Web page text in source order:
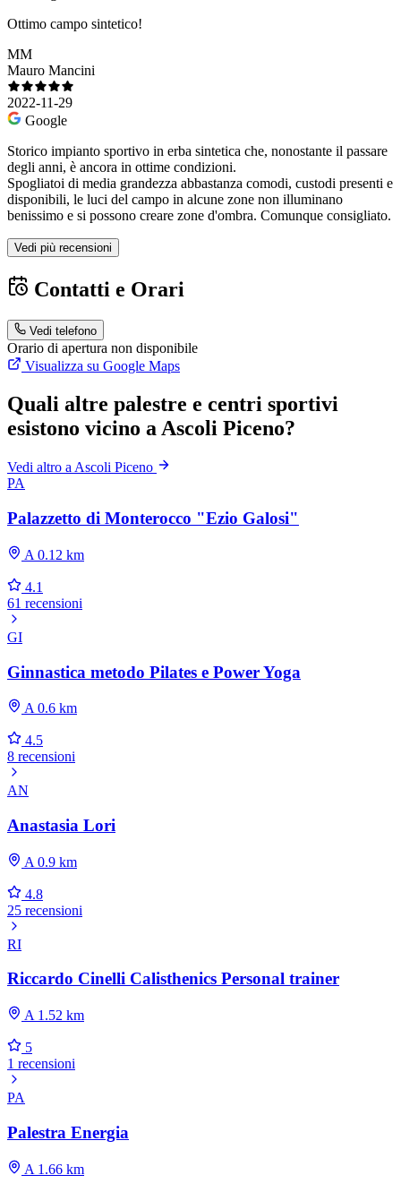
Ottimo campo sintetico!
MM
Mauro Mancini
2022-11-29
Google
Storico impianto sportivo in erba sintetica che, nonostante il passare
degli anni, è ancora in ottime condizioni.
Spogliatoi di media grandezza abbastanza comodi, custodi presenti e
disponibili, le luci del campo in alcune zone non illuminano
benissimo e si possono creare zone d'ombra. Comunque consigliato.
Vedi più recensioni
Contatti e Orari
Vedi telefono
Orario di apertura non disponibile
Visualizza su Google Maps
Quali altre palestre e centri sportivi
esistono vicino a Ascoli Piceno?
Vedi altro a Ascoli Piceno
PA
Palazzetto di Monterocco "Ezio Galosi"
A 0.12 km
4.1
61 recensioni
GI
Ginnastica metodo Pilates e Power Yoga
A 0.6 km
4.5
8 recensioni
AN
Anastasia Lori
A 0.9 km
4.8
25 recensioni
RI
Riccardo Cinelli Calisthenics Personal trainer
A 1.52 km
5
1 recensioni
PA
Palestra Energia
A 1.66 km